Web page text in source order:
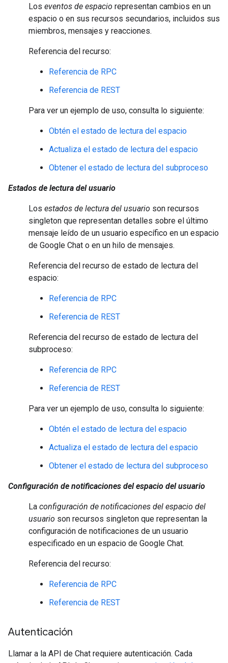
Los eventos de espacio representan cambios en un
espacio o en sus recursos secundarios, incluidos sus
miembros, mensajes y reacciones.
Referencia del recurso:
Referencia de RPC
Referencia de REST
Para ver un ejemplo de uso, consulta lo siguiente:
Obtén el estado de lectura del espacio
Actualiza el estado de lectura del espacio
Obtener el estado de lectura del subproceso
Estados de lectura del usuario
Los estados de lectura del usuario son recursos
singleton que representan detalles sobre el último
mensaje leído de un usuario específico en un espacio
de Google Chat o en un hilo de mensajes.
Referencia del recurso de estado de lectura del
espacio:
Referencia de RPC
Referencia de REST
Referencia del recurso de estado de lectura del
subproceso:
Referencia de RPC
Referencia de REST
Para ver un ejemplo de uso, consulta lo siguiente:
Obtén el estado de lectura del espacio
Actualiza el estado de lectura del espacio
Obtener el estado de lectura del subproceso
Configuración de notificaciones del espacio del usuario
La configuración de notificaciones del espacio del
usuario son recursos singleton que representan la
configuración de notificaciones de un usuario
especificado en un espacio de Google Chat.
Referencia del recurso:
Referencia de RPC
Referencia de REST
Autenticación
Llamar a la API de Chat requiere autenticación. Cada